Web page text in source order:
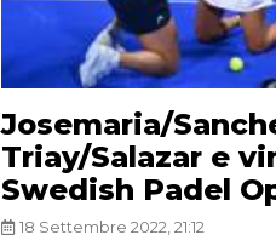
Josemaria/
Triay/Salazar e
Swedish Padel
18 Settembre 2022, 21:12